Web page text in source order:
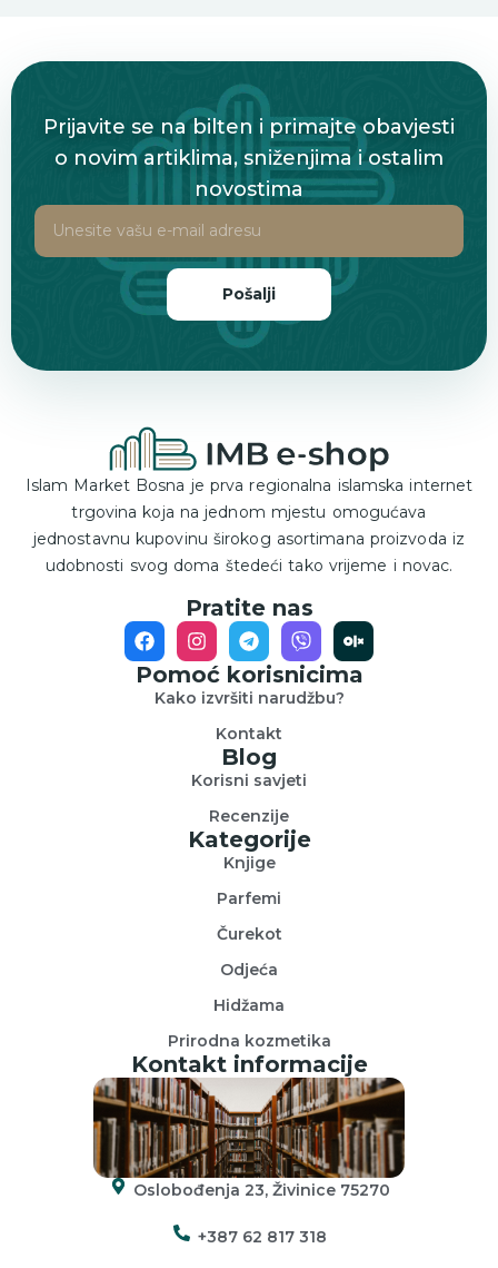
Prijavite se na bilten i primajte obavjesti
o novim artiklima, sniženjima i ostalim
novostima
Pošalji
Islam Market Bosna je prva regionalna islamska internet
trgovina koja na jednom mjestu omogućava
jednostavnu kupovinu širokog asortimana proizvoda iz
udobnosti svog doma štedeći tako vrijeme i novac.
Pratite nas
Pomoć korisnicima
Kako izvršiti narudžbu?
Kontakt
Blog
Korisni savjeti
Recenzije
Kategorije
Knjige
Parfemi
Čurekot
Odjeća
Hidžama
Prirodna kozmetika
Kontakt informacije
Oslobođenja 23, Živinice 75270
+387 62 817 318